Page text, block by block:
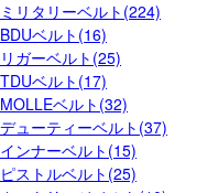
ミリタリーベルト(224)
BDUベルト(16)
リガーベルト(25)
TDUベルト(17)
MOLLEベルト(32)
デューティーベルト(37)
インナーベルト(15)
ピストルベルト(25)